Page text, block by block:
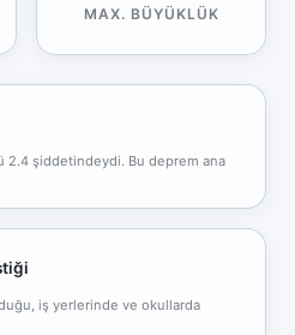
MAX. BÜYÜKLÜK
2.4 şiddetindeydi. Bu deprem ana
iş yerlerinde ve okullarda